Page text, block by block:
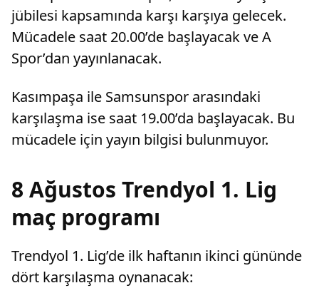
jübilesi kapsamında karşı karşıya gelecek.
Mücadele saat 20.00’de başlayacak ve A
Spor’dan yayınlanacak.
Kasımpaşa ile Samsunspor arasındaki
karşılaşma ise saat 19.00’da başlayacak. Bu
mücadele için yayın bilgisi bulunmuyor.
8 Ağustos Trendyol 1. Lig
maç programı
Trendyol 1. Lig’de ilk haftanın ikinci gününde
dört karşılaşma oynanacak: